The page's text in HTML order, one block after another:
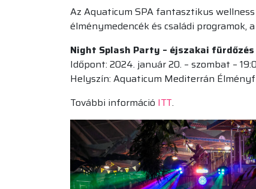
Az Aquaticum SPA fantasztikus
élménymedencék és családi programok,
Night Splash Party – éjszakai
Időpont: 2024. január 20. – szombat –
Helyszín: Aquaticum Mediterrán
További információ ITT.